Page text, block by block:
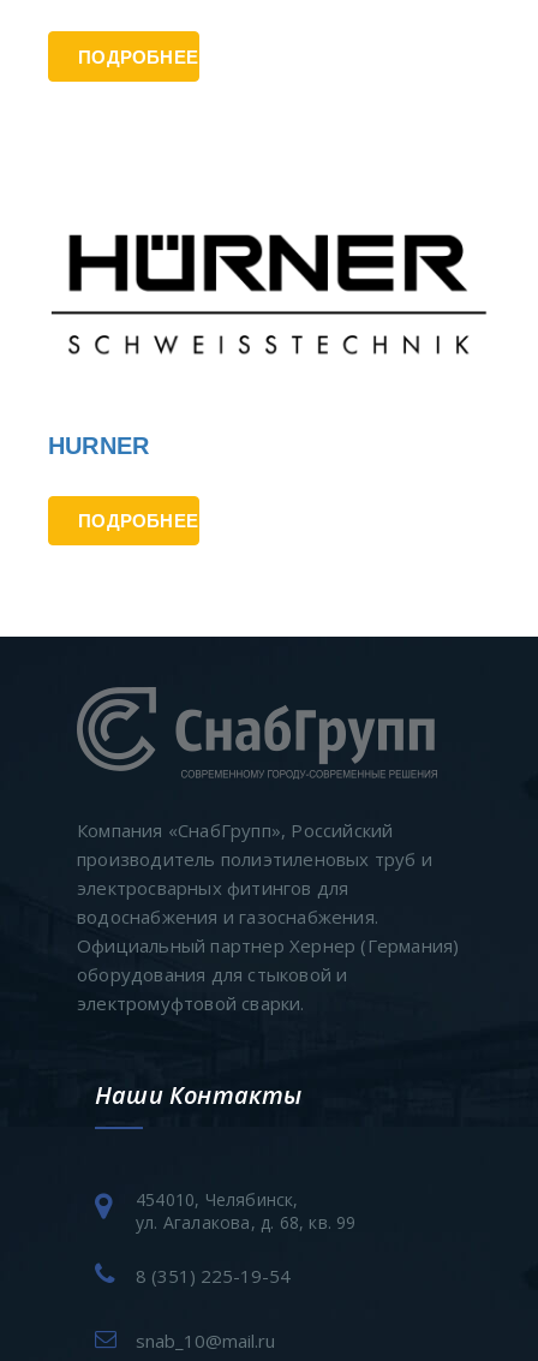
ПОДРОБНЕЕ
HURNER
ПОДРОБНЕЕ
Компания «CнабГрупп», Российский
производитель полиэтиленовых труб и
электросварных фитингов для
водоснабжения и газоснабжения.
Официальный партнер Хернер (Германия)
оборудования для стыковой и
электромуфтовой сварки.
Наши Контакты
454010, Челябинск,
ул. Агалакова, д. 68, кв. 99
8 (351) 225-19-54
snab_10@mail.ru